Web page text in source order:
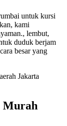
untuk kursi
kami
lembut,
duduk berjam
besar yang
Murah